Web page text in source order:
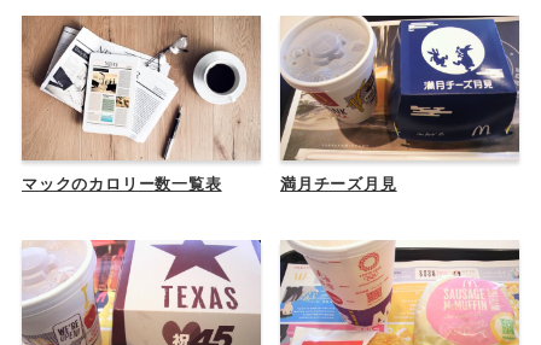
マックのカロリー数一覧表 満月チーズ月見